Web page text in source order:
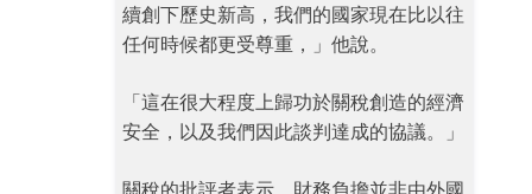
續創下歷史新高，我們的國家現在比以往
任何時候都更受尊重，」他說。
「這在很大程度上歸功於關稅創造的經濟
安全，以及我們因此談判達成的協議。」